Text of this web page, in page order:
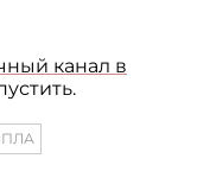
канал в